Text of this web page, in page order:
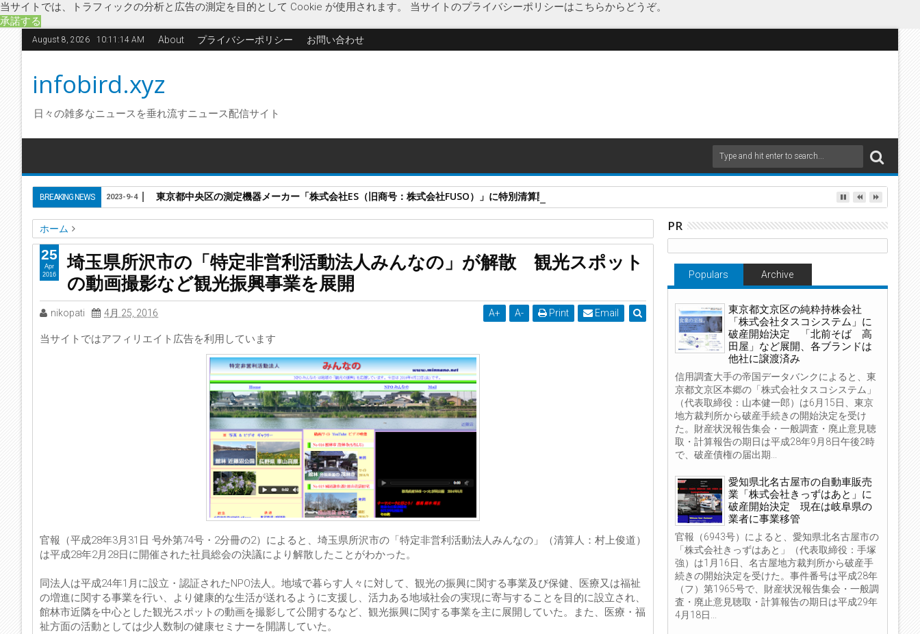
当サイトでは、トラフィックの分析と広告の測定を目的として Cookie が使用されます。 当サイトのプライバシーポリシーはこちらからどうぞ。
承諾する
August 8, 2026 10:11:14 AM About プライバシーポリシー お問い合わせ
infobird.xyz
日々の雑多なニュースを垂れ流すニュース配信サイト
BREAKING NEWS 東京都中央区の測定機器メーカー「株式会社ES（旧商号：株式会社FUSO）」に特別清算開始決定 事業はA-Gas Japanが承継
2023-9-4
ホーム
NPO法人
みんなの 社会 村上俊道 特定非営利活動法人
法人解散
埼玉県所沢市の「特定非営利活動法人みんなの」が解散 観光スポットの動画撮影など観光振興事業を展開
埼玉県所沢市の「特定非営利活動法人みんなの」が解散 観光スポット
の動画撮影など観光振興事業を展開
nikopati 4月 25, 2016 A+ A- Print Email
当サイトではアフィリエイト広告を利用しています
官報（平成28年3月31日 号外第74号・2分冊の2）によると、埼玉県所沢市の「特定非営利活動法人みんなの」（清算人：村上俊道）
は平成28年2月28日に開催された社員総会の決議により解散したことがわかった。
同法人は平成24年1月に設立・認証されたNPO法人。地域で暮らす人々に対して、観光の振興に関する事業及び保健、医療又は福祉
の増進に関する事業を行い、より健康的な生活が送れるように支援し、活力ある地域社会の実現に寄与することを目的に設立され、
館林市近隣を中心とした観光スポットの動画を撮影して公開するなど、観光振興に関する事業を主に展開していた。また、医療・福
祉方面の活動としては少人数制の健康セミナーを開講していた。
25
Apr
2016
PR
Populars Archive
東京都文京区の純粋持株会社
「株式会社タスコシステム」に
破産開始決定 「北前そば 高
田屋」など展開、各ブランドは
他社に譲渡済み
信用調査大手の帝国データバンクによると、東
京都文京区本郷の「株式会社タスコシステム」
（代表取締役：山本健一郎）は6月15日、東京
地方裁判所から破産手続きの開始決定を受け
た。財産状況報告集会・一般調査・廃止意見聴
取・計算報告の期日は平成28年9月8日午後2時
で、破産債権の届出期...
愛知県北名古屋市の自動車販売
業「株式会社きっずはあと」に
破産開始決定 現在は岐阜県の
業者に事業移管
官報（6943号）によると、愛知県北名古屋市の
「株式会社きっずはあと」（代表取締役：手塚
強）は1月16日、名古屋地方裁判所から破産手
続きの開始決定を受けた。事件番号は平成28年
（フ）第1965号で、財産状況報告集会・一般調
査・廃止意見聴取・計算報告の期日は平成29年
4月18日...